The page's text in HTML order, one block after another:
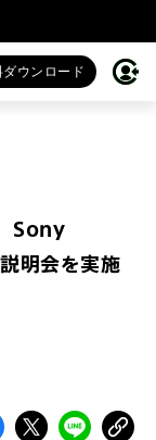
ダウンロード
Sony
明会を実施
せは以下のボタ
願いします。